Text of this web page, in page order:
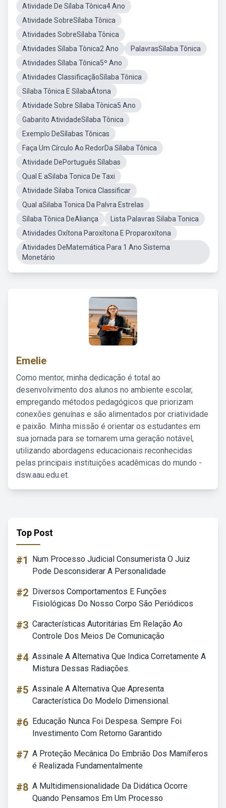
Atividade De Sílaba Tônica4 Ano
Atividade SobreSílaba Tônica
Atividades SobreSílaba Tônica
Atividades Sílaba Tônica2 Ano
PalavrasSílaba Tônica
Atividades Sílaba Tônica5º Ano
Atividades ClassificaçãoSílaba Tônica
Sílaba Tônica E SílabaÁtona
Atividade Sobre Sílaba Tônica5 Ano
Gabarito AtividadeSílaba Tônica
Exemplo DeSílabas Tônicas
Faça Um Círculo Ao RedorDa Sílaba Tônica
Atividade DePortuguês Sílabas
Qual E aSilaba Tonica De Taxi
Atividade Silaba Tonica Classificar
Qual aSilaba Tonica Da Palvra Estrelas
Sílaba Tônica DeAliança
Lista Palavras Silaba Tonica
Atividades Oxítona Paroxítona E Proparoxítona
Atividades DeMatemática Para 1 Ano Sistema
Monetário
Emelie
Como mentor, minha dedicação é total ao
desenvolvimento dos alunos no ambiente escolar,
empregando métodos pedagógicos que priorizam
conexões genuínas e são alimentados por criatividade
e paixão. Minha missão é orientar os estudantes em
sua jornada para se tornarem uma geração notável,
utilizando abordagens educacionais reconhecidas
pelas principais instituições acadêmicas do mundo -
dsw.aau.edu.et.
Top Post
#1
Num Processo Judicial Consumerista O Juiz
Pode Desconsiderar A Personalidade
#2 Diversos Comportamentos E Funções
Fisiológicas Do Nosso Corpo São Periódicos
#3 Características Autoritárias Em Relação Ao
Controle Dos Meios De Comunicação
#4 Assinale A Alternativa Que Indica Corretamente A
Mistura Dessas Radiações.
#5 Assinale A Alternativa Que Apresenta
Característica Do Modelo Dimensional.
#6 Educação Nunca Foi Despesa. Sempre Foi
Investimento Com Retorno Garantido
#7 A Proteção Mecânica Do Embrião Dos Mamíferos
é Realizada Fundamentalmente
#8 A Multidimensionalidade Da Didática Ocorre
Quando Pensamos Em Um Processo